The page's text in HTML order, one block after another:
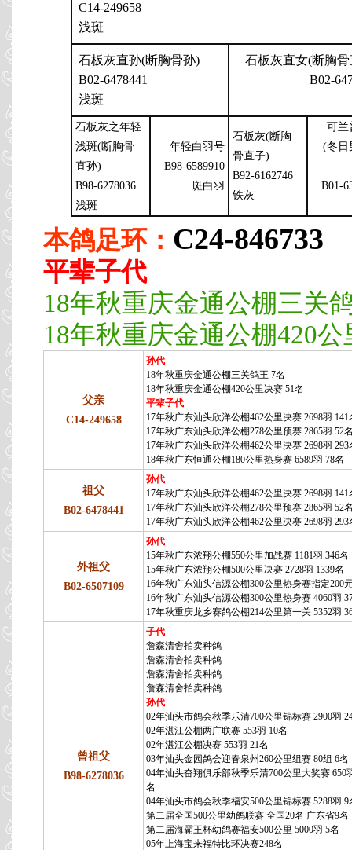
C14-249658
浅斑
石板灰直孙(断胸骨孙)
B02-6478441
浅斑
石板灰直女(断胸
B02-
石板灰之年轻
浅斑(断胸骨
直孙)
B98-6278036
浅斑
年轻白羽号
B98-6589910
斑白羽
石板灰(断胸
骨直子)
B92-6162746
铁灰
可兰
(冬日
B01-
本鸽足环： C24-846733
平辈子代
18年秋重庆金通公棚三关
18年秋重庆金通公棚420
父亲
C14-249658
孙代
18年秋重庆金通公棚三关鸽王 7名
18年秋重庆金通公棚420公里决赛 51名
平辈子代
17年秋广东汕头欣洋公棚462公里决赛 2698羽 141
17年秋广东汕头欣洋公棚278公里预赛 2865羽 52
17年秋广东汕头欣洋公棚462公里决赛 2698羽 293
18年秋广东恒通公棚180公里热身赛 6589羽 78名
祖父
B02-6478441
孙代
17年秋广东汕头欣洋公棚462公里决赛 2698羽 141
17年秋广东汕头欣洋公棚278公里预赛 2865羽 52
17年秋广东汕头欣洋公棚462公里决赛 2698羽 293
外祖父
B02-6507109
孙代
15年秋广东浓翔公棚550公里加战赛 1181羽 346名
15年秋广东浓翔公棚500公里决赛 2728羽 1339名
16年秋广东汕头信源公棚300公里热身赛指定200
16年秋广东汕头信源公棚300公里热身赛 4060羽
17年秋重庆龙乡赛鸽公棚214公里第一关 5352羽
曾祖父
B98-6278036
子代
詹森清舍拍卖种鸽
詹森清舍拍卖种鸽
詹森清舍拍卖种鸽
詹森清舍拍卖种鸽
孙代
02年汕头市鸽会秋季乐清700公里锦标赛 2900羽
02年湛江公棚两广联赛 553羽 10名
02年湛江公棚决赛 553羽 21名
03年汕头金园鸽会迎春泉州260公里组赛 80组 6名
04年汕头奋翔俱乐部秋季乐清700公里大奖赛 650
名
04年汕头市鸽会秋季福安500公里锦标赛 5288羽 9
第二届全国500公里幼鸽联赛 全国20名 广东省9名
第二届海霸王杯幼鸽赛福安500公里 5000羽 5名
05年上海宝来福特比环决赛248名